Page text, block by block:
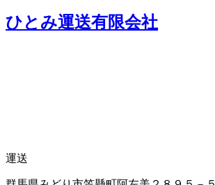
ひとみ運送有限会社
運送